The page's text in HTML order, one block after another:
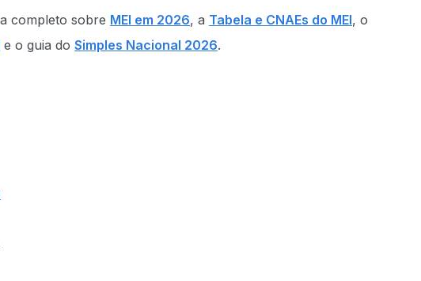
completo sobre MEI em 2026, a Tabela e CNAEs do MEI, o
e o guia do Simples Nacional 2026.